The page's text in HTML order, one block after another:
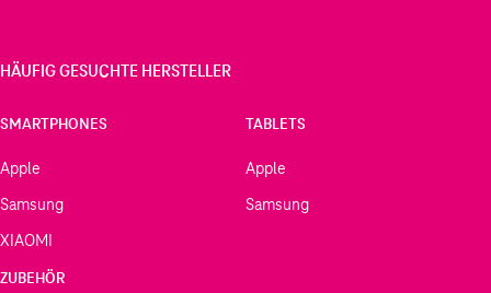
HÄUFIG GESUCHTE HERSTELLER
SMARTPHONES
Apple
Samsung
XIAOMI
TABLETS
Apple
Samsung
ZUBEHÖR